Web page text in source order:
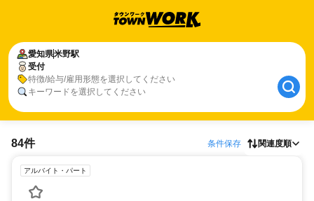
愛知県米野駅
受付
特徴/給与/雇用形態を選択してください
キーワードを選択してください
84件 条件保存 関連度順
アルバイト・パート